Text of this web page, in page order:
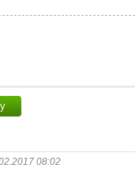
08:02